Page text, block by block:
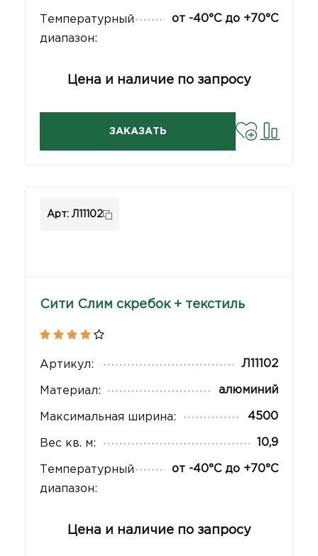
Температурный
диапазон:
от -40°С до +70°С
Цена и наличие по запросу
ЗАКАЗАТЬ
Арт: Л11102
Сити Слим скребок + текстиль
Артикул: Л11102
Материал: алюминий
Максимальная ширина: 4500
Вес кв. м: 10,9
Температурный
диапазон:
от -40°С до +70°С
Цена и наличие по запросу